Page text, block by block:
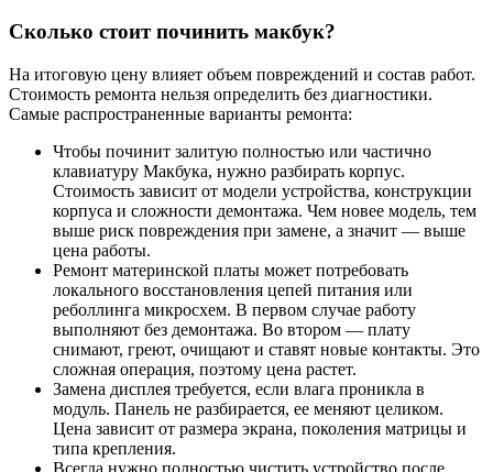
Сколько стоит починить макбук?
На итоговую цену влияет объем повреждений и состав работ.
Стоимость ремонта нельзя определить без диагностики.
Самые распространенные варианты ремонта:
Чтобы починит залитую полностью или частично
клавиатуру Макбука, нужно разбирать корпус.
Стоимость зависит от модели устройства, конструкции
корпуса и сложности демонтажа. Чем новее модель, тем
выше риск повреждения при замене, а значит — выше
цена работы.
Ремонт материнской платы может потребовать
локального восстановления цепей питания или
реболлинга микросхем. В первом случае работу
выполняют без демонтажа. Во втором — плату
снимают, греют, очищают и ставят новые контакты. Это
сложная операция, поэтому цена растет.
Замена дисплея требуется, если влага проникла в
модуль. Панель не разбирается, ее меняют целиком.
Цена зависит от размера экрана, поколения матрицы и
типа крепления.
Всегда нужно полностью чистить устройство после